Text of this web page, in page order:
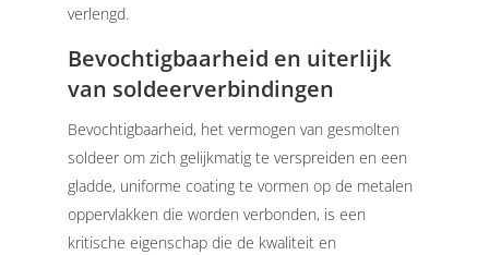
verlengd.
Bevochtigbaarheid en uiterlijk
van soldeerverbindingen
Bevochtigbaarheid, het vermogen van gesmolten
soldeer om zich gelijkmatig te verspreiden en een
gladde, uniforme coating te vormen op de metalen
oppervlakken die worden verbonden, is een
kritische eigenschap die de kwaliteit en